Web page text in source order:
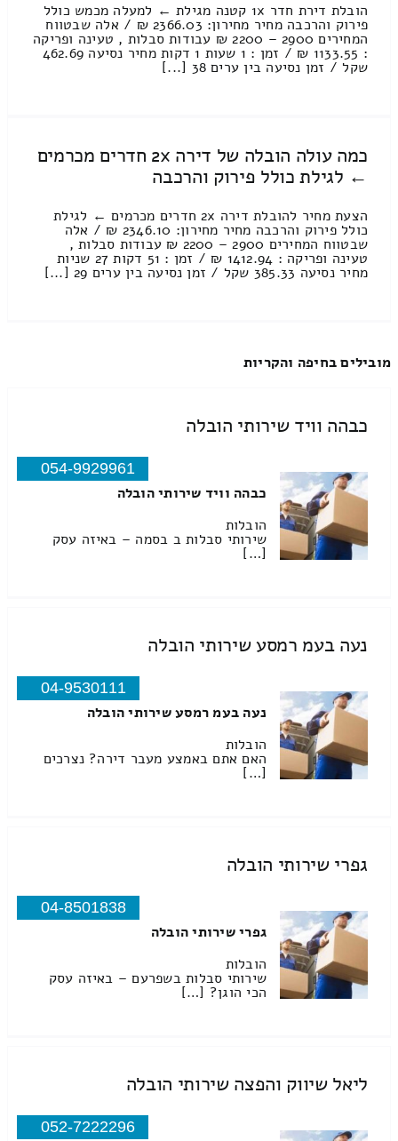
הובלת דירת חדר 1x קטנה מגילת ← למעלה מכמש כולל
פירוק והרכבה מחיר מחירון: 2366.03 ₪ / אלה שבטווח
המחירים 2900 – 2200 ₪ עבודות סבלות , טעינה ופריקה
: 1133.55 ₪ / זמן : 1 שעות 1 דקות מחיר נסיעה 462.69
שקל / זמן נסיעה בין ערים 38 [...]
כמה עולה הובלה של דירה 2x חדרים מכרמים
← לגילת כולל פירוק והרכבה
הצעת מחיר להובלת דירה 2x חדרים מכרמים ← לגילת
כולל פירוק והרכבה מחיר מחירון: 2346.10 ₪ / אלה
שבטווח המחירים 2900 – 2200 ₪ עבודות סבלות ,
טעינה ופריקה : 1412.94 ₪ / זמן : 51 דקות 27 שניות
מחיר נסיעה 385.33 שקל / זמן נסיעה בין ערים 29 [...]
מובילים בחיפה והקריות
כבהה וויד שירותי הובלה
054-9929961
כבהה וויד שירותי הובלה
הובלות
שירותי סבלות ב בסמה – באיזה עסק
[…]
נעה בעמ רמסע שירותי הובלה
04-9530111
נעה בעמ רמסע שירותי הובלה
הובלות
האם אתם באמצע מעבר דירה? נצרכים
[…]
גפרי שירותי הובלה
04-8501838
גפרי שירותי הובלה
הובלות
שירותי סבלות בשפרעם – באיזה עסק
הכי הוגן? […]
ליאל שיווק והפצה שירותי הובלה
052-7222296